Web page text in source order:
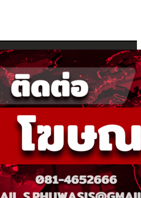
ดใหญ่และสงขลา จากสำนักข่าวโฟกัส